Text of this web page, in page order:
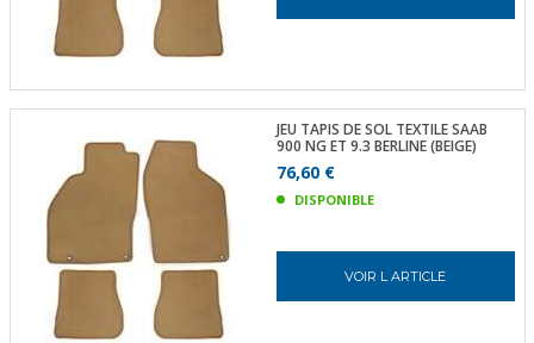
JEU TAPIS DE SOL TEXTILE SAAB
900 NG ET 9.3 BERLINE (BEIGE)
76,60 €
DISPONIBLE
VOIR L ARTICLE